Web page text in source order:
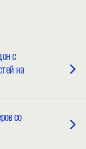
с
на
со